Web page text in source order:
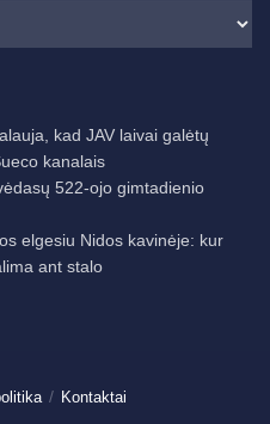
kad JAV laivai galėtų
kanalais
522-ojo gimtadienio
elgesiu Nidos kavinėje: kur
ant stalo
Kontaktai